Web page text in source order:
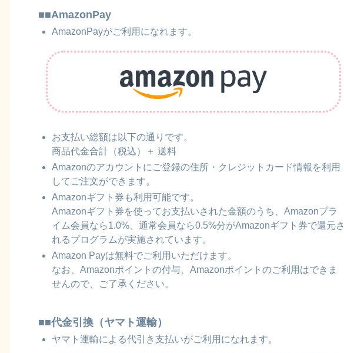
■■AmazonPay
AmazonPayがご利用になれます。
お支払い総額は以下の通りです。
商品代金合計（税込）＋ 送料
Amazonのアカウントにご登録の住所・クレジットカード情報を利用
してご注文ができます。
Amazonギフト券も利用可能です。
Amazonギフト券を使ってお支払いされた金額のうち、Amazonプラ
イム会員なら1.0%、通常会員なら0.5%分がAmazonギフト券で還元さ
れるプログラムが実施されています。
Amazon Payは無料でご利用いただけます。
なお、Amazonポイントの付与、Amazonポイントのご利用はできま
せんので、ご了承ください。
■■代金引換（ヤマト運輸）
ヤマト運輸による代引き支払いがご利用になれます。